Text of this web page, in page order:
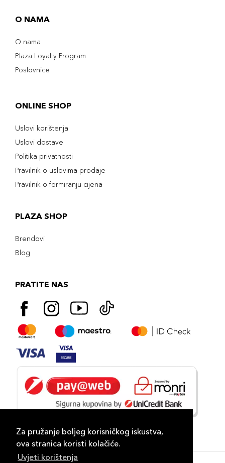
Za pružanje boljeg korisničkog iskustva,
ova stranica koristi kolačiće.
Uvjeti korištenja
O NAMA
O nama
Plaza Loyalty Program
Poslovnice
ONLINE SHOP
Uslovi korištenja
Uslovi dostave
Politika privatnosti
Pravilnik o uslovima prodaje
Pravilnik o formiranju cijena
PLAZA SHOP
Brendovi
Blog
PRATITE NAS